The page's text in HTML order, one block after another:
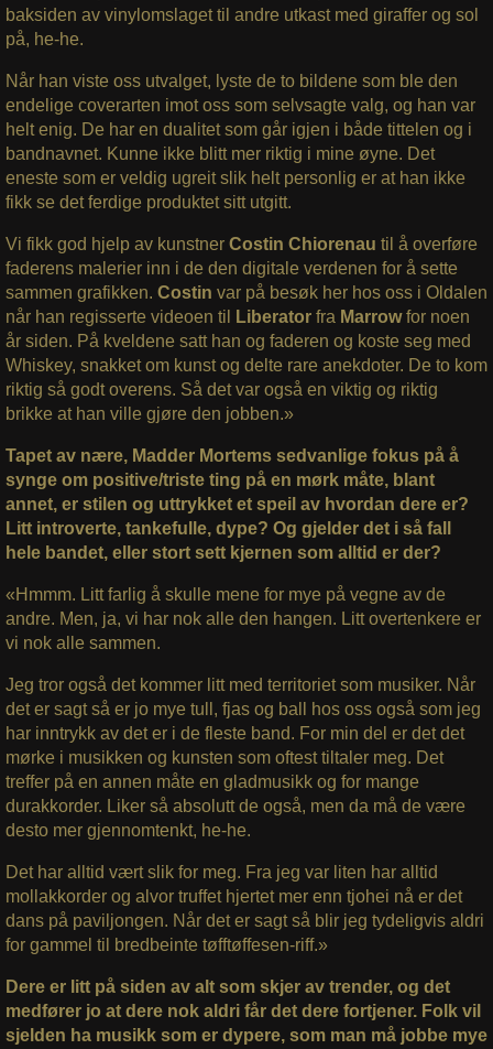
baksiden av vinylomslaget til andre utkast med giraffer og sol
på, he-he.
Når han viste oss utvalget, lyste de to bildene som ble den
endelige coverarten imot oss som selvsagte valg, og han var
helt enig. De har en dualitet som går igjen i både tittelen og i
bandnavnet. Kunne ikke blitt mer riktig i mine øyne. Det
eneste som er veldig ugreit slik helt personlig er at han ikke
fikk se det ferdige produktet sitt utgitt.
Vi fikk god hjelp av kunstnerCostin Chiorenau til å overføre
faderens malerier inn i de den digitale verdenen for å sette
sammen grafikken. Costin var på besøk her hos oss i Oldalen
når han regisserte videoen til
Liberator fra Marrowfor noen
år siden. På kveldene satt han og faderen og koste seg med
Whiskey, snakket om kunst og delte rare anekdoter. De to kom
riktig så godt overens. Så det var også en viktig og riktig
brikke at han ville gjøre den jobben.»
Tapet av nære, Madder Mortems sedvanlige fokus på å
synge om positive/triste ting på en mørk måte, blant
annet, er stilen og uttrykket et speil av hvordan dere er?
Litt introverte, tankefulle, dype? Og gjelder det i så fall
hele bandet, eller stort sett kjernen som alltid er der?
«Hmmm. Litt farlig å skulle mene for mye på vegne av de
andre. Men, ja, vi har nok alle den hangen. Litt overtenkere er
vi nok alle sammen.
Jeg tror også det kommer litt med territoriet som musiker. Når
det er sagt så er jo mye tull, fjas og ball hos oss også som jeg
har inntrykk av det er i de fleste band. For min del er det det
mørke i musikken og kunsten som oftest tiltaler meg. Det
treffer på en annen måte en gladmusikk og for mange
durakkorder. Liker så absolutt de også, men da må de være
desto mer gjennomtenkt, he-he.
Det har alltid vært slik for meg. Fra jeg var liten har alltid
mollakkorder og alvor truffet hjertet mer enn tjohei nå er det
dans på paviljongen. Når det er sagt så blir jeg tydeligvis aldri
for gammel til bredbeinte tøfftøffesen-riff.»
Dere er litt på siden av alt som skjer av trender, og det
medfører jo at dere nok aldri får det dere fortjener. Folk vil
sjelden ha musikk som er dypere, som man må jobbe mye